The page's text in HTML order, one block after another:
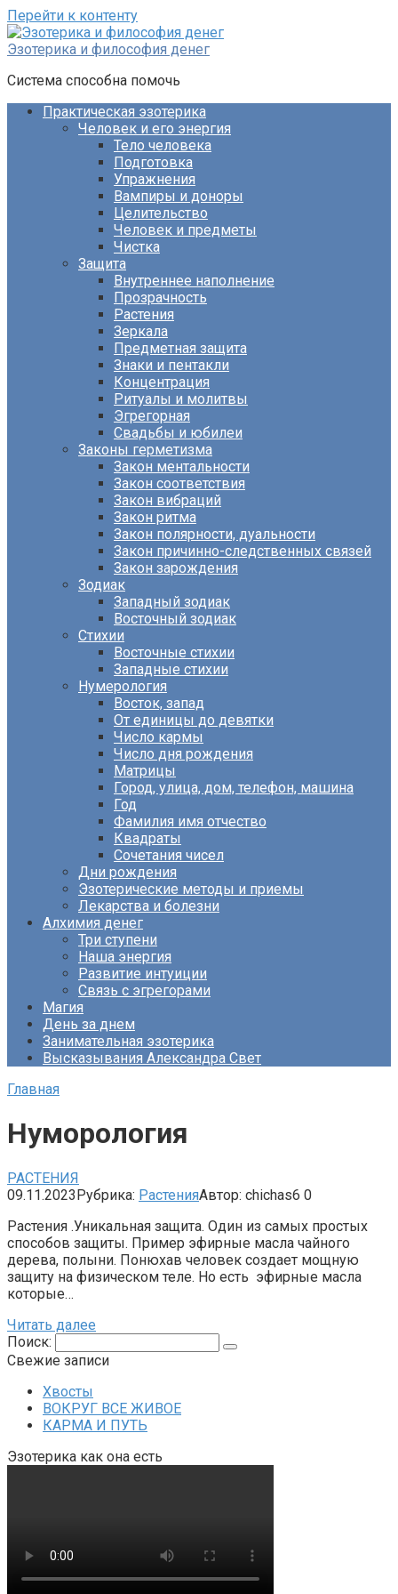
Перейти к контенту
Эзотерика и философия денег
Система способна помочь
Практическая эзотерика
Человек и его энергия
Тело человека
Подготовка
Упражнения
Вампиры и доноры
Целительство
Человек и предметы
Чистка
Защита
Внутреннее наполнение
Прозрачность
Растения
Зеркала
Предметная защита
Знаки и пентакли
Концентрация
Ритуалы и молитвы
Эгрегорная
Свадьбы и юбилеи
Законы герметизма
Закон ментальности
Закон соответствия
Закон вибраций
Закон ритма
Закон полярности, дуальности
Закон причинно-следственных связей
Закон зарождения
Зодиак
Западный зодиак
Восточный зодиак
Стихии
Восточные стихии
Западные стихии
Нумерология
Восток, запад
От единицы до девятки
Число кармы
Число дня рождения
Матрицы
Город, улица, дом, телефон, машина
Год
Фамилия имя отчество
Квадраты
Сочетания чисел
Дни рождения
Эзотерические методы и приемы
Лекарства и болезни
Алхимия денег
Три ступени
Наша энергия
Развитие интуиции
Связь с эгрегорами
Магия
День за днем
Занимательная эзотерика
Высказывания Александра Свет
Главная
Нуморология
РАСТЕНИЯ
09.11.2023Рубрика: РастенияАвтор: chichas6 0
Растения .Уникальная защита. Один из самых простых
способов защиты. Пример эфирные масла чайного
дерева, полыни. Понюхав человек создает мощную
защиту на физическом теле. Но есть эфирные масла
которые…
Читать далее
Поиск:
Свежие записи
Хвосты
ВОКРУГ ВСЕ ЖИВОЕ
КАРМА И ПУТЬ
Эзотерика как она есть